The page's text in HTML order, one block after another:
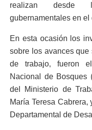
realizan desde
gubernamentales en el
En esta ocasión los
sobre los avances
de trabajo, fueron
Nacional de Bosques
del Ministerio de
María Teresa
Departamental de